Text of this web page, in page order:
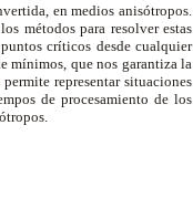
en medios anisótropos.
métodos para resolver estas
críticos desde cualquier
mínimos, que nos garantiza la
representar situaciones
de procesamiento de los